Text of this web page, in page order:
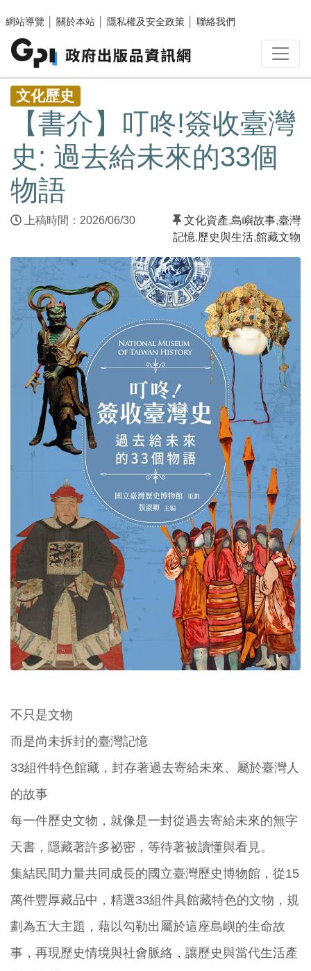
網站導覽
關於本站 隱私權及安全政策 聯絡我們
:::
文化歷史
【書介】叮咚!簽收臺灣
史: 過去給未來的33個
物語
上稿時間：2026/06/30 文化資產,島嶼故事,臺灣
記憶,歷史與生活,館藏文物
不只是文物
而是尚未拆封的臺灣記憶
33組件特色館藏，封存著過去寄給未來、屬於臺灣人
的故事
每一件歷史文物，就像是一封從過去寄給未來的無字
天書，隱藏著許多祕密，等待著被讀懂與看見。
集結民間力量共同成長的國立臺灣歷史博物館，從15
萬件豐厚藏品中，精選33組件具館藏特色的文物，規
劃為五大主題，藉以勾勒出屬於這座島嶼的生命故
事，再現歷史情境與社會脈絡，讓歷史與當代生活產